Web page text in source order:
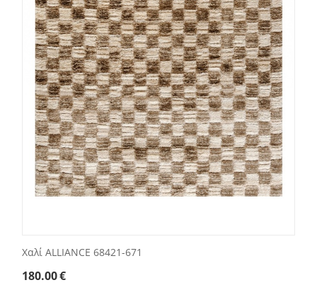
Χαλί ALLIANCE 68421-671
180.00€